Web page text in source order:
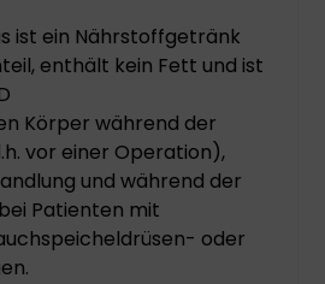
ist ein Nährstoffgetränk
enthält kein Fett und ist
Körper während der
vor einer Operation),
und während der
Patienten mit
oder